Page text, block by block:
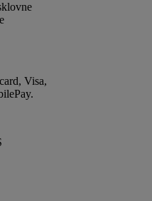
Visa,